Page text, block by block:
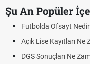
Şu An Popüler
Futbolda Ofsayt
Açık Lise Kayıtları
DGS Sonuçları Ne